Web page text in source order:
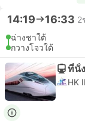
14:19 16:33 2
ฉ่างชาใต้
กวางโจวใต้
ที่นั่
HK